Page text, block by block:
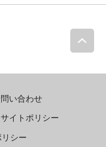
い合わせ
サイトポリシー
シー